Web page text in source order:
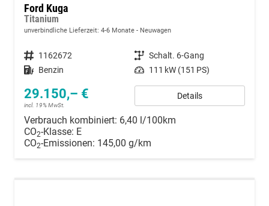
Ford Kuga
Titanium
unverbindliche Lieferzeit: 4-6 Monate Neuwagen
Fahrzeugnummer 1162672 Getriebe Schalt. 6-Gang
Kraftstoff Benzin Leistung 111 kW (151 PS)
29.150,– €
incl. 19% MwSt.
Details
Verbrauch kombiniert: 6,40 l/100km
CO2-Klasse: E
CO2-Emissionen: 145,00 g/km